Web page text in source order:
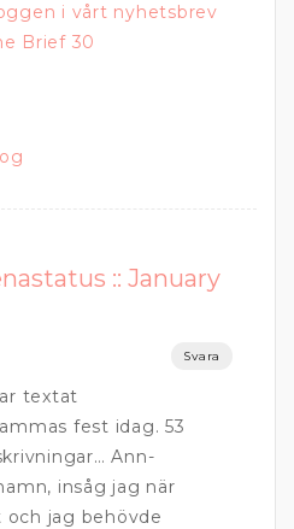
i vårt nyhetsbrev
Brief 30
:: January
Svara
textat
fest idag. 53
Ann-
insåg jag när
jag behövde